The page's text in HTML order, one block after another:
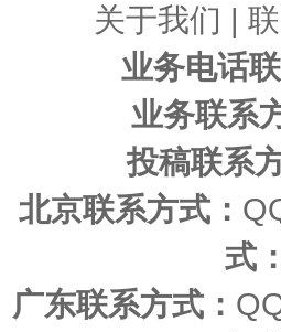
关于我们 |
业务电话联
业务联系
投稿联系
北京联系方式：
式：
广东联系方式：